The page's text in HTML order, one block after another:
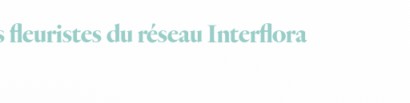
fleuristes du réseau Interflora